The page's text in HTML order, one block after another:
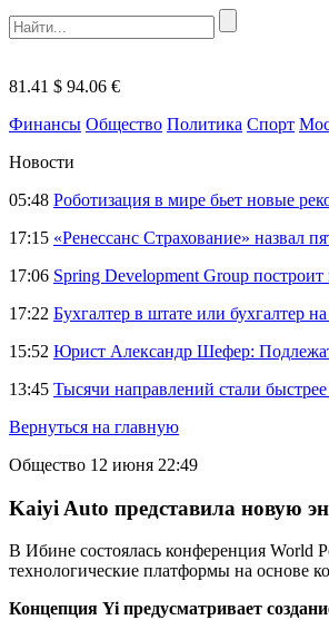
81.41 $ 94.06 €
Финансы Общество Политика Спорт
Новости
05:48 Роботизация в мире бьет новые
17:15 «Ренессанс Страхование» назвал
17:06 Spring Development Group
17:22 Бухгалтер в штате или бухгалтер
15:52 Юрист Александр Шефер:
13:45 Тысячи направлений стали
Вернуться на главную
Общество 12 июня 22:49
Kaiyi Auto представила новую
В Ибине состоялась конференция World
технологические платформы на основе
Концепция Yi предусматривает